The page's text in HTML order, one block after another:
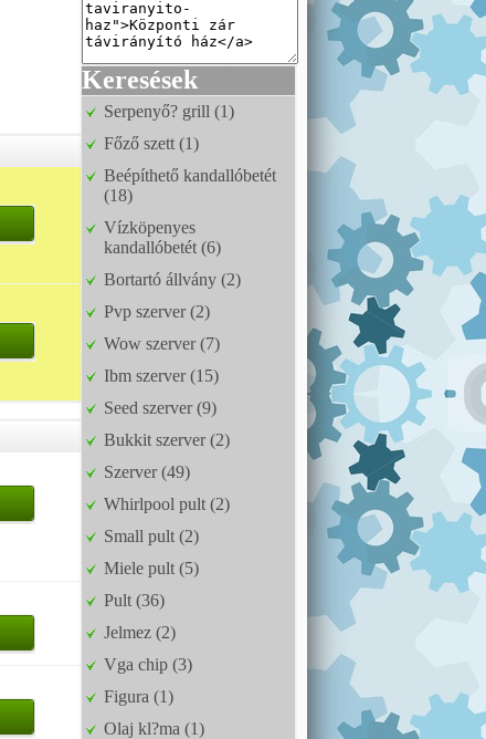
Keresések
Serpenyő? grill (1)
Főző szett (1)
Beépíthető kandallóbetét
(18)
Vízköpenyes
kandallóbetét (6)
Bortartó állvány (2)
Pvp szerver (2)
Wow szerver (7)
Ibm szerver (15)
Seed szerver (9)
Bukkit szerver (2)
Szerver (49)
Whirlpool pult (2)
Small pult (2)
Miele pult (5)
Pult (36)
Jelmez (2)
Vga chip (3)
Figura (1)
Olaj kl?ma (1)